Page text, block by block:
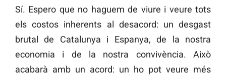
Sí. Espero que no haguem de viure i veure tots
els costos inherents al desacord: un desgast
brutal de Catalunya i Espanya, de la nostra
economia i de la nostra convivència. Això
acabarà amb un acord: un ho pot veure més